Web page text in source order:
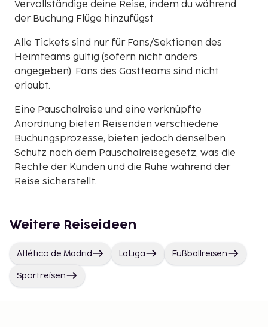
Vervollständige deine Reise, indem du während
der Buchung Flüge hinzufügst
Alle Tickets sind nur für Fans/Sektionen des
Heimteams gültig (sofern nicht anders
angegeben). Fans des Gastteams sind nicht
erlaubt.
Eine Pauschalreise und eine verknüpfte
Anordnung bieten Reisenden verschiedene
Buchungsprozesse, bieten jedoch denselben
Schutz nach dem Pauschalreisegesetz, was die
Rechte der Kunden und die Ruhe während der
Reise sicherstellt.
Weitere Reiseideen
Atlético de Madrid LaLiga Fußballreisen
Sportreisen